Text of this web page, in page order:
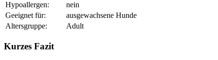
Hypoallergen:
nein
Geeignet für:
ausgewachsene Hunde
Altersgruppe:
Adult
Kurzes Fazit